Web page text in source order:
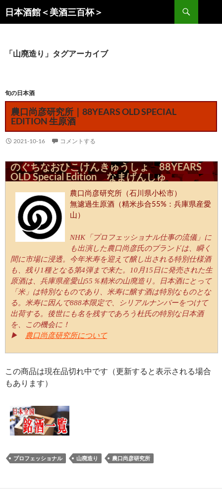
ン
キ
ッ
日本酒館＜美酒三百杯＞
索
「山廃造り」タグアーカイブ
旬の日本酒
農口尚彦研究所｜88YEARS OLD SPECIAL
EDITION 生原酒
2021-10-16 コメントする
のぐちなおひこけんきゅうしょ 88YEARS
OLD Special Edition なまげんしゅ
農口尚彦研究所（石川県小松市）
無濾過生原酒（精米歩合55%：兵庫県産愛
山）
NHK「プロフェッショナル仕事の流儀」に
も出演した農口尚彦氏のブランドは、瞬く
間に市場に浸透。今年米寿を迎えて醸し出される特別仕様酒
も、残り1種となる第4弾まで来た。10月15日に発売された生
原酒は、兵庫県産愛山55％精米の山廃造り。日本酒にとって
「米」は特別なものであり、米寿に醸す酒は特別なものとな
る。米寿に因んで888本限定で、シリアルナンバーをつけて
出荷する。後世にも名を残すであろう杜氏の特別な日本酒
を、この機会に！
▶
農口尚彦研究所について
この商品は現在品切れ中です（更新すると表示される場合
もあります）
プロフェッショナル 山廃造り 農口尚彦研究所